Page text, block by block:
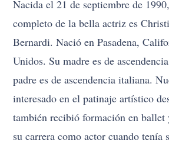
Nacida el 21 de septiembre de
completo de la bella actriz es
Bernardi. Nació en Pasadena,
Unidos. Su madre es de
padre es de ascendencia italiana.
interesado en el patinaje artístico
también recibió formación en ballet
su carrera como actor cuando tenía